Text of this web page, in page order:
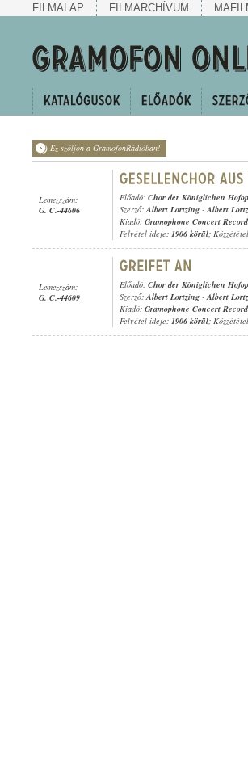
FILMALAP FILMARCHÍVUM
Ez szóljon a GramofonRádióban!
Lemezszám:
G. C.-44606
Előadó: Chor der Königlichen
Szerző:Albert Lortzing -Albert
Kiadó: Gramophone Concert Record
Felvétel ideje: 1906 körül;
Lemezszám:
G. C.-44609
Előadó: Chor der Königlichen
Szerző:Albert Lortzing -Albert
Kiadó: Gramophone Concert Record
Felvétel ideje: 1906 körül;